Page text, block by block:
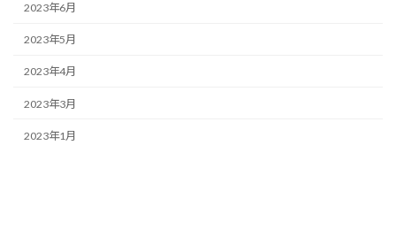
2023年6月
2023年5月
2023年4月
2023年3月
2023年1月